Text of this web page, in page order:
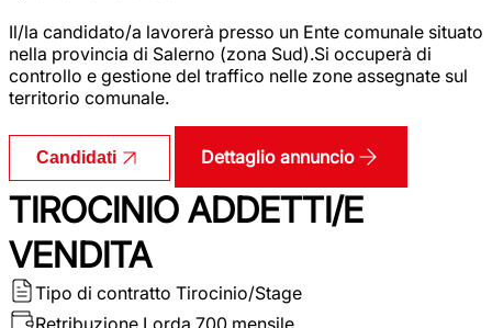
Il/la candidato/a lavorerà presso un Ente comunale situato
nella provincia di Salerno (zona Sud).Si occuperà di
controllo e gestione del traffico nelle zone assegnate sul
territorio comunale.
Candidati Dettaglio annuncio
TIROCINIO ADDETTI/E
VENDITA
Tipo di contratto Tirocinio/Stage
Retribuzione Lorda 700 mensile